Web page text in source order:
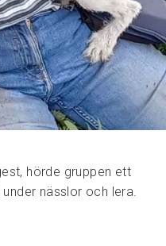
hörde gruppen ett
nässlor och lera.